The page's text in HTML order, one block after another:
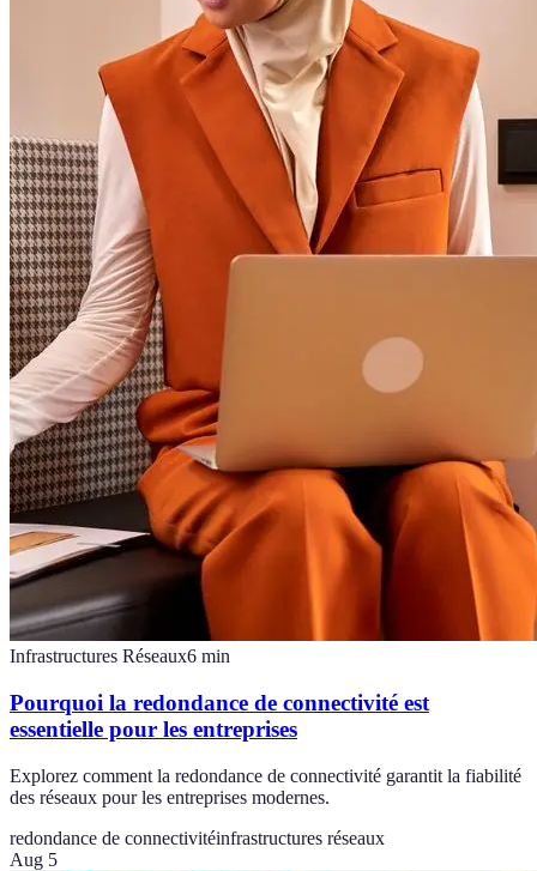
Infrastructures Réseaux6 min
Pourquoi la redondance de connectivité est
essentielle pour les entreprises
Explorez comment la redondance de connectivité garantit la fiabilité
des réseaux pour les entreprises modernes.
redondance de connectivitéinfrastructures réseaux
Aug 5